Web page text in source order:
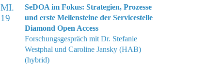
MI.
19
SeDOA im Fokus: Strategien, Prozesse
und erste Meilensteine der Servicestelle
Diamond Open Access
Forschungsgespräch mit Dr. Stefanie
Westphal und Caroline Jansky (HAB)
(hybrid)